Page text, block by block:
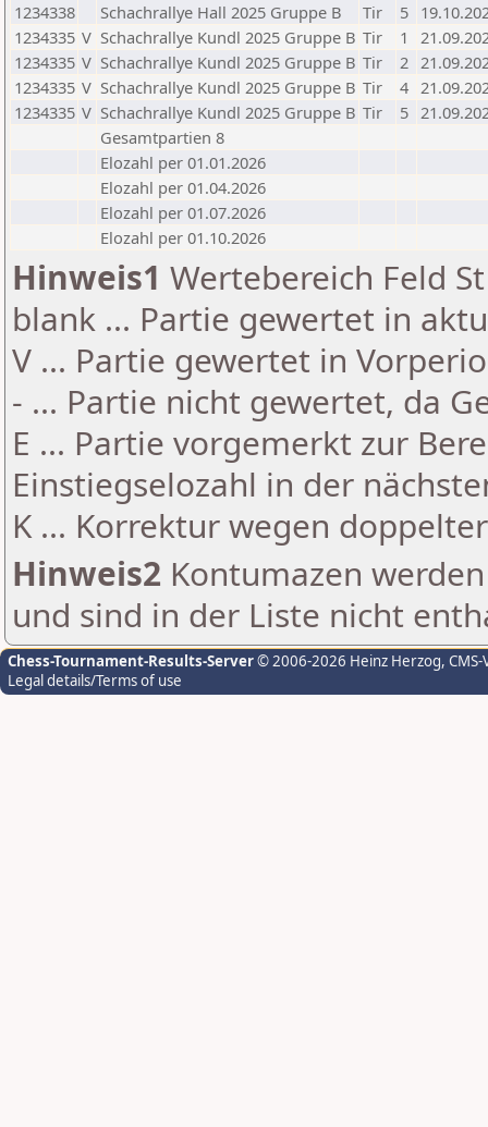
1234338
Schachrallye Hall 2025 Gruppe B Tir 5
1234335 V Schachrallye Kundl 2025 Gruppe B Tir 1
1234335 V Schachrallye Kundl 2025 Gruppe B Tir 2
1234335 V Schachrallye Kundl 2025 Gruppe B Tir 4
1234335 V Schachrallye Kundl 2025 Gruppe B Tir 5
Gesamtpartien 8
Elozahl per 01.01.2026
Elozahl per 01.04.2026
Elozahl per 01.07.2026
Elozahl per 01.10.2026
Hinweis1 Wertebereich Feld
blank ... Partie gewertet in
V ... Partie gewertet in
- ... Partie nicht gewertet, da
E ... Partie vorgemerkt zur
Einstiegselozahl in der
K ... Korrektur wegen
Hinweis2 Kontumazen
und sind in der Liste nicht
Chess-Tournament-Results-Server© 2006-2026 Heinz Herzog,
Legal details/Terms of use